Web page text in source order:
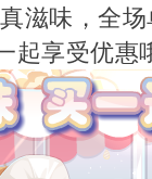
滋味，全
起享受优惠